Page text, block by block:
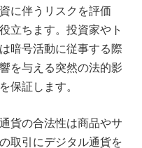
に伴うリスクを評価
立ちます。投資家やト
暗号活動に従事する際
を与える突然の法的影
保証します。
貨の合法性は商品やサ
取引にデジタル通貨を